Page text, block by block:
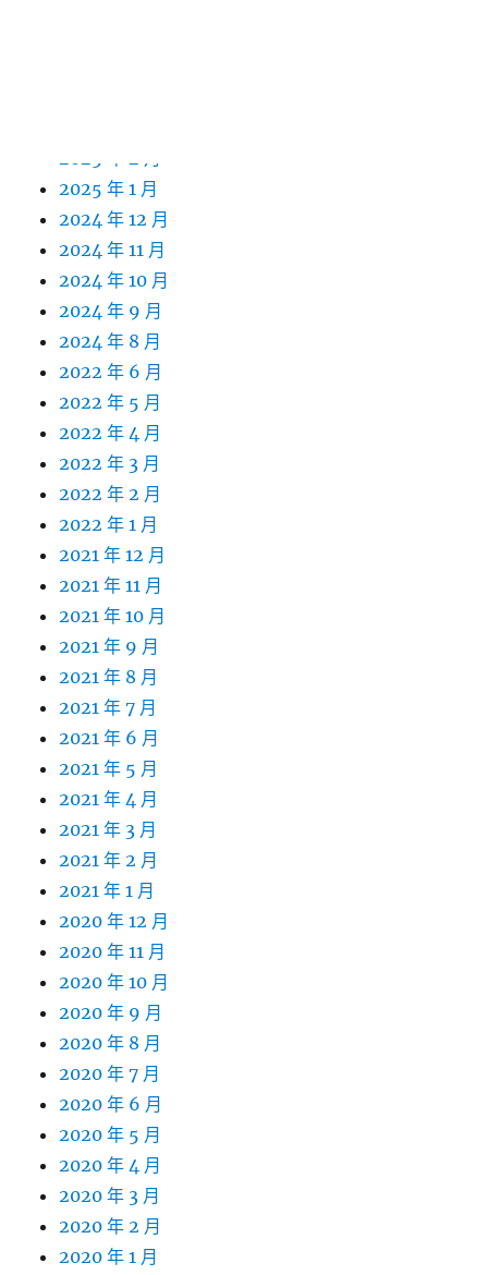
2025 年 2 月
2025 年 1 月
2024 年 12 月
2024 年 11 月
2024 年 10 月
2024 年 9 月
2024 年 8 月
2022 年 6 月
2022 年 5 月
2022 年 4 月
2022 年 3 月
2022 年 2 月
2022 年 1 月
2021 年 12 月
2021 年 11 月
2021 年 10 月
2021 年 9 月
2021 年 8 月
2021 年 7 月
2021 年 6 月
2021 年 5 月
2021 年 4 月
2021 年 3 月
2021 年 2 月
2021 年 1 月
2020 年 12 月
2020 年 11 月
2020 年 10 月
2020 年 9 月
2020 年 8 月
2020 年 7 月
2020 年 6 月
2020 年 5 月
2020 年 4 月
2020 年 3 月
2020 年 2 月
2020 年 1 月